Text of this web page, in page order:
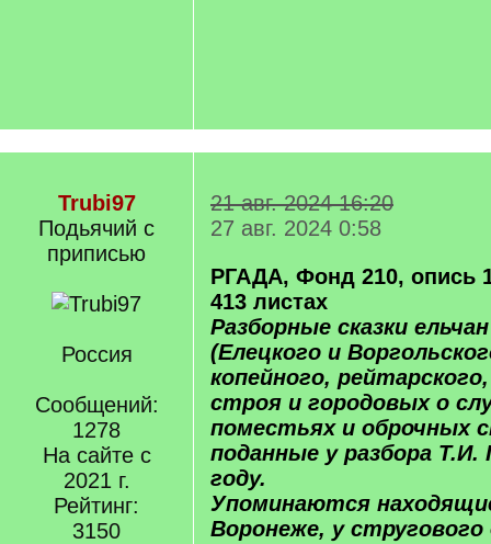
Trubi97
Подьячий с
приписью
Россия
Сообщений:
1278
На сайте с
2021 г.
Рейтинг:
3150
21 авг. 2024 16:20
27 авг. 2024 0:58
РГАДА, Фонд 210, опись
413 листах
Разборные сказки
(Елецкого и
копейного,
строя и городовых о
поместьях и оброчных
поданные у разбора Т.И.
году.
Упоминаются
Воронеже, у стругового